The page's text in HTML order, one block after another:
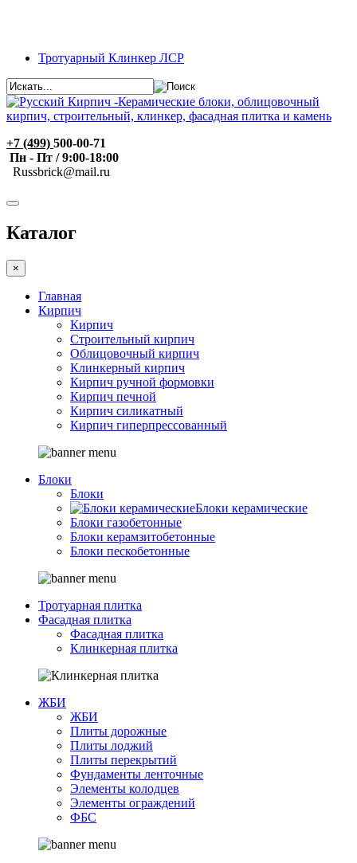
Тротуарный Клинкер ЛСР
+7 (499) 500-00-71
Пн - Пт / 9:00-18:00
Russbrick@mail.ru
Каталог
×
Главная
Кирпич
Кирпич
Строительный кирпич
Облицовочный кирпич
Клинкерный кирпич
Кирпич ручной формовки
Кирпич печной
Кирпич силикатный
Кирпич гиперпрессованный
Блоки
Блоки
Блоки керамические
Блоки газобетонные
Блоки керамзитобетонные
Блоки пескобетонные
Тротуарная плитка
Фасадная плитка
Фасадная плитка
Клинкерная плитка
ЖБИ
ЖБИ
Плиты дорожные
Плиты лоджий
Плиты перекрытий
Фундаменты ленточные
Элементы колодцев
Элементы ограждений
ФБС